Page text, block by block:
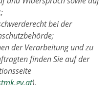
bei der
der Verarbeitung und zu
finden Sie auf der
).